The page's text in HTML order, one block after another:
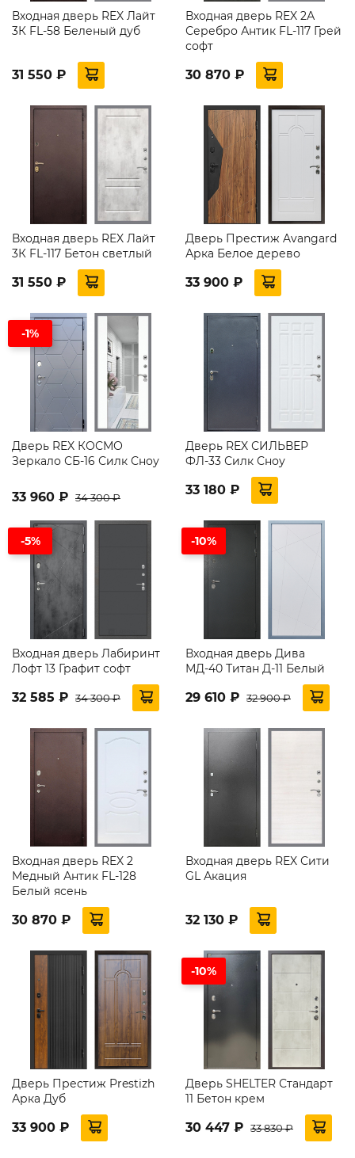
Входная дверь REX Лайт
3К FL-58 Беленый дуб
31 550 ₽
Входная дверь REX 2А
Серебро Антик FL-117 Грей
софт
30 870 ₽
Входная дверь REX Лайт
3К FL-117 Бетон светлый
31 550 ₽
Дверь Престиж Avangard
Арка Белое дерево
33 900 ₽
-1%
Дверь REX КОСМО
Зеркало СБ-16 Силк Сноу
33 960 ₽ 34 300 ₽
Дверь REX СИЛЬВЕР
ФЛ-33 Силк Сноу
33 180 ₽
-5%
Входная дверь Лабиринт
Лофт 13 Графит софт
32 585 ₽ 34 300 ₽
-10%
Входная дверь Дива
МД-40 Титан Д-11 Белый
29 610 ₽ 32 900 ₽
Входная дверь REX 2
Медный Антик FL-128
Белый ясень
30 870 ₽
Входная дверь REX Сити
GL Акация
32 130 ₽
Дверь Престиж Prestizh
Арка Дуб
33 900 ₽
-10%
Дверь SHELTER Стандарт
11 Бетон крем
30 447 ₽ 33 830 ₽